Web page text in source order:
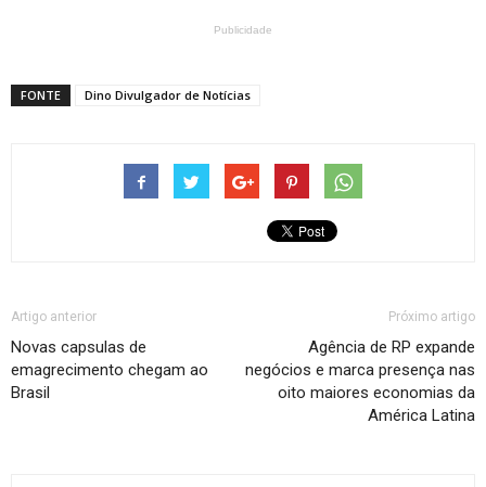
Publicidade
FONTE Dino Divulgador de Notícias
Artigo anterior
Novas capsulas de
emagrecimento chegam ao
Brasil
Próximo artigo
Agência de RP expande
negócios e marca presença nas
oito maiores economias da
América Latina